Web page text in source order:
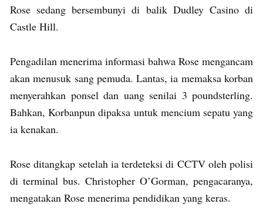
Rose sedang bersembunyi di balik Dudley Casino di
Castle Hill.
Pengadilan menerima informasi bahwa Rose mengancam
akan menusuk sang pemuda. Lantas, ia memaksa korban
menyerahkan ponsel dan uang senilai 3 poundsterling.
Bahkan, Korbanpun dipaksa untuk mencium sepatu yang
ia kenakan.
Rose ditangkap setelah ia terdeteksi di CCTV oleh polisi
di terminal bus. Christopher O’Gorman, pengacaranya,
mengatakan Rose menerima pendidikan yang keras.